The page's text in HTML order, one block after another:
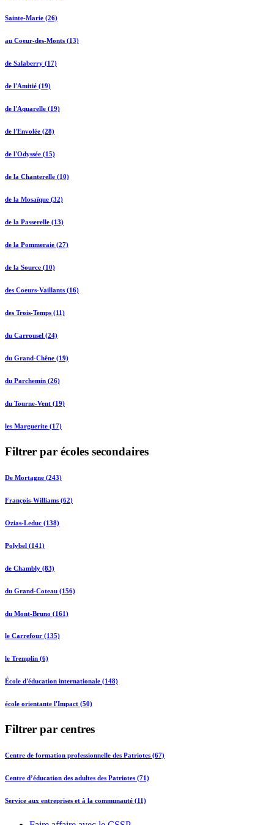
Sainte-Marie (26)
au Coeur-des-Monts (13)
de Salaberry (17)
de l'Amitié (19)
de l'Aquarelle (19)
de l'Envolée (28)
de l'Odyssée (15)
de la Chanterelle (10)
de la Mosaïque (32)
de la Passerelle (13)
de la Pommeraie (27)
de la Source (10)
des Coeurs-Vaillants (16)
des Trois-Temps (11)
du Carrousel (24)
du Grand-Chêne (19)
du Parchemin (26)
du Tourne-Vent (19)
les Marguerite (17)
Filtrer par écoles secondaires
De Mortagne (243)
François-Williams (62)
Ozias-Leduc (138)
Polybel (141)
de Chambly (83)
du Grand-Coteau (156)
du Mont-Bruno (161)
le Carrefour (135)
le Tremplin (6)
École d'éducation internationale (148)
école orientante l'Impact (50)
Filtrer par centres
Centre de formation professionnelle des Patriotes (67)
Centre d’éducation des adultes des Patriotes (71)
Service aux entreprises et à la communauté (11)